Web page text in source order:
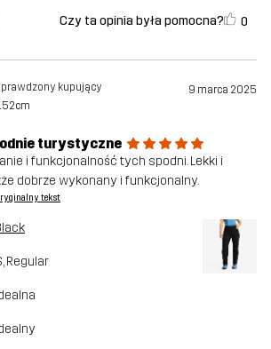
Czy ta opinia była pomocna? 0
kupujący 9 marca 2025
turystyczne
i funkcjonalność tych spodni. Lekki i
dobrze wykonany i funkcjonalny.
tekst
, Regular